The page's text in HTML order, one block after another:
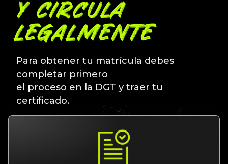
Y CIRCULA
LEGALMENTE
Para obtener tu matrícula debes
completar primero
el proceso en la DGT y traer tu
certificado.